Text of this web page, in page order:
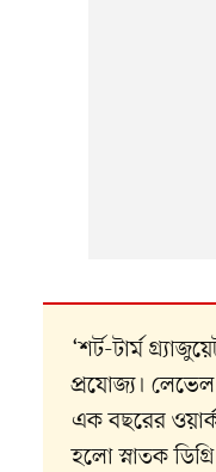
‘শর্ট-টার্ম
প্রযোজ্য। লেভেল
এক বছরের
হলো স্নাতক